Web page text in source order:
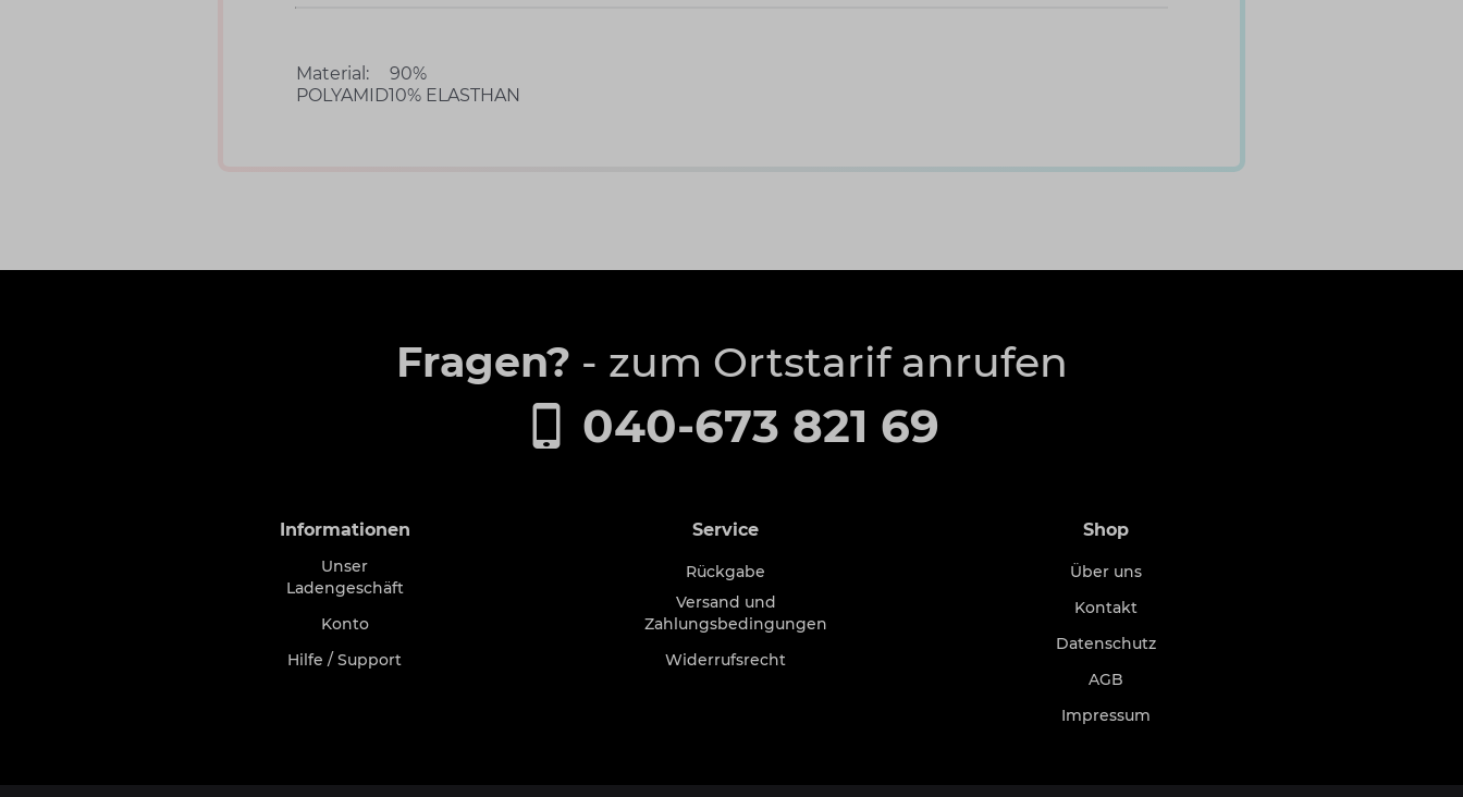
Material:
90%
POLYAMID10% ELASTHAN
Fragen? - zum Ortstarif anrufen
040-673 821 69
Informationen
Unser
Ladengeschäft
Konto
Hilfe / Support
Service
Rückgabe
Versand und
Zahlungsbedingungen
Widerrufsrecht
Shop
Über uns
Kontakt
Datenschutz
AGB
Impressum